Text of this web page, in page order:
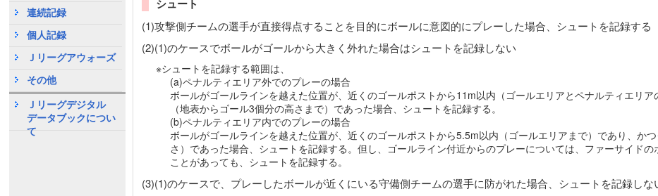
連続記録
個人記録
Ｊリーグアウォーズ
その他
Ｊリーグデジタル
データブックについ
て
シュート
(1)攻撃側チームの選手が直接得点することを目的にボールに意図的にプレーした場合、シュートを記録する
(2)(1)のケースでボールがゴールから大きく外れた場合はシュートを記録しない
※シュートを記録する範囲は、
(a)ペナルティエリア外でのプレーの場合
ボールがゴールラインを越えた位置が、近くのゴールポストから11m以内（ゴールエリアとペナルティエリ
（地表からゴール3個分の高さまで）であった場合、シュートを記録する。
(b)ペナルティエリア内でのプレーの場合
ボールがゴールラインを越えた位置が、近くのゴールポストから5.5m以内（ゴールエリアまで）であり、か
さ）であった場合、シュートを記録する。但し、ゴールライン付近からのプレーについては、ファーサイド
ことがあっても、シュートを記録する。
(3)(1)のケースで、プレーしたボールが近くにいる守備側チームの選手に防がれた場合、シュートを記録しな